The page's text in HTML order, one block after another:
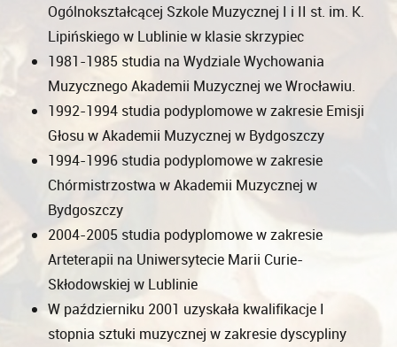
Ogólnokształcącej Szkole Muzycznej I i II st. im. K.
Lipińskiego w Lublinie w klasie skrzypiec
1981-1985 studia na Wydziale Wychowania
Muzycznego Akademii Muzycznej we Wrocławiu.
1992-1994 studia podyplomowe w zakresie Emisji
Głosu w Akademii Muzycznej w Bydgoszczy
1994-1996 studia podyplomowe w zakresie
Chórmistrzostwa w Akademii Muzycznej w
Bydgoszczy
2004-2005 studia podyplomowe w zakresie
Arteterapii na Uniwersytecie Marii Curie-
Skłodowskiej w Lublinie
W październiku 2001 uzyskała kwalifikacje I
stopnia sztuki muzycznej w zakresie dyscypliny